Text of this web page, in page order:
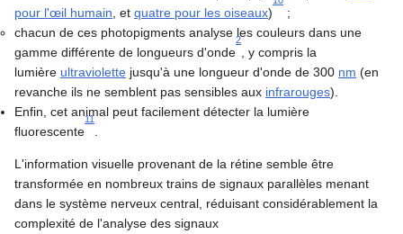
pour l'œil humain , et quatre pour les oiseaux)
;
chacun de ces photopigments analyse les couleurs dans une
gamme différente de longueurs d'onde
2
, y compris la
lumière ultraviolette jusqu'à une longueur d'onde de 300 nm (en
revanche ils ne semblent pas sensibles aux infrarouges).
Enfin, cet animal peut facilement détecter la lumière
fluorescente
11
L'information visuelle provenant de la rétine semble être
transformée en nombreux trains de signaux parallèles menant
dans le système nerveux central, réduisant considérablement la
complexité de l'analyse des signaux